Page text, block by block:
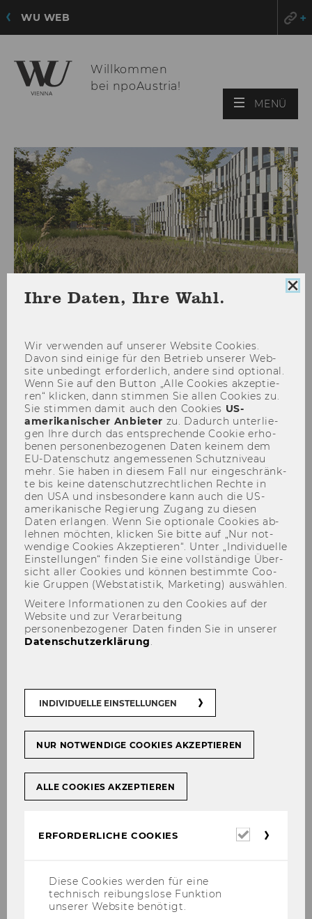
WU WEB
Willkommen
bei npoAustria!
MENÜ
INHALTSVERZEICHNIS
npoNewsletter
Ein­lei­tung
Forschung
Kultur und Wirkung -
Projekt am NPO-
Kompetenzzentrum
Gesellschaft mitgestalten
wollen"
Projekt im SEC
Impact Vouchers -
Projekt am NPO-
Kompetenzzentrum
Interviewserie vom
ment
Ihre Daten, Ihre Wahl.
Wir ver­wen­den auf un­se­rer Web­site Coo­kies.
Davon sind ei­ni­ge für den Be­trieb un­se­rer Web­
site un­be­dingt er­for­der­lich, an­de­re sind op­tio­nal.
Wenn Sie auf den But­ton „Alle Coo­kies ak­zep­tie­
ren“ kli­cken, dann stim­men Sie allen Coo­kies zu.
Sie stim­men damit auch den Coo­kies US-​
amerikanischer An­bie­ter zu. Da­durch un­ter­lie­
gen Ihre durch das ent­spre­chen­de Coo­kie er­ho­
be­nen per­so­nen­be­zo­ge­nen Daten kei­nem dem
EU-​Datenschutz an­ge­mes­se­nen Schutz­ni­veau
mehr. Sie haben in die­sem Fall nur ein­ge­schränk­
te bis keine da­ten­schutz­recht­li­chen Rech­te in
den USA und ins­be­son­de­re kann auch die US-​
amerikanische Re­gie­rung Zu­gang zu die­sen
Daten er­lan­gen. Wenn Sie op­tio­na­le Coo­kies ab­
leh­nen möch­ten, kli­cken Sie bitte auf „Nur not­
wen­di­ge Coo­kies Ak­zep­tie­ren“. Unter „In­di­vi­du­el­le
Ein­stel­lun­gen“ fin­den Sie eine voll­stän­di­ge Über­
sicht aller Coo­kies und kön­nen be­stimm­te Coo­
kie Grup­pen (Web­sta­tis­tik, Mar­ke­ting) aus­wäh­len.
Weitere Informationen zu den Cookies auf der
Website und zur Verarbeitung
personenbezogener Daten finden Sie in unserer
Datenschutzerklärung.
INDIVIDUELLE EINSTELLUNGEN
NUR NOTWENDIGE COOKIES AKZEPTIEREN
ALLE COOKIES AKZEPTIEREN
ERFORDERLICHE COOKIES
Diese Cookies werden für eine
technisch reibungslose Funktion
unserer Website benötigt.